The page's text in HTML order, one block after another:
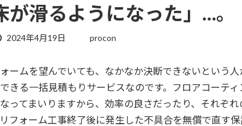
が滑るようになった」…。
最
新
日
:
2024年4月19日 procon
ームを望んでいても、なかなか決断できないという
きる一括見積もりサービスなのです。フロアコーテ
ってまいりますから、効率の良さだったり、それぞ
フォーム工事終了後に発生した不具合を無償で直す